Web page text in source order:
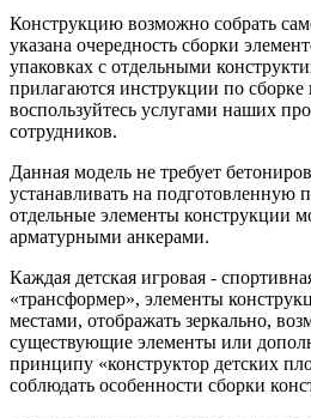
Конструкцию возможно собрать
указана очередность сборки
упаковках с отдельными
прилагаются инструкции по
воспользуйтесь услугами наших
сотрудников.
Данная модель не требует
устанавливать на подготовленную
отдельные элементы конструкции
арматурными анкерами.
Каждая детская игровая -
«трансформер», элементы
местами, отображать зеркально,
существующие элементы или
принципу «конструктор детских
соблюдать особенности сборки